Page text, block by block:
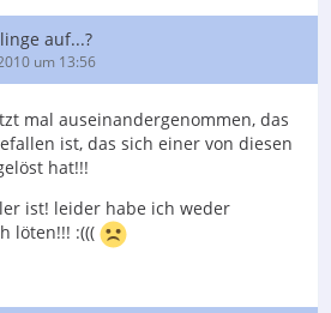
auf...?
um 13:56
mal auseinandergenommen, das
ist, das sich einer von diesen
hat!!!
ist! leider habe ich weder
löten!!! :(((